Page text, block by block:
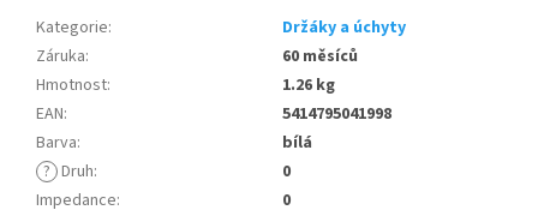
Kategorie:
Držáky a úchyty
Záruka:
60 měsíců
Hmotnost:
1.26 kg
EAN:
5414795041998
Barva:
bílá
? Druh:
0
Impedance:
0